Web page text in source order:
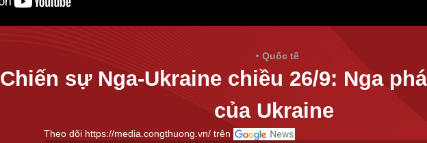
Quốc tế
Chiến sự Nga-Ukraine chiều 26/9: Nga
của Ukraine
Theo dõi https://media.congthuong.vn/ trên